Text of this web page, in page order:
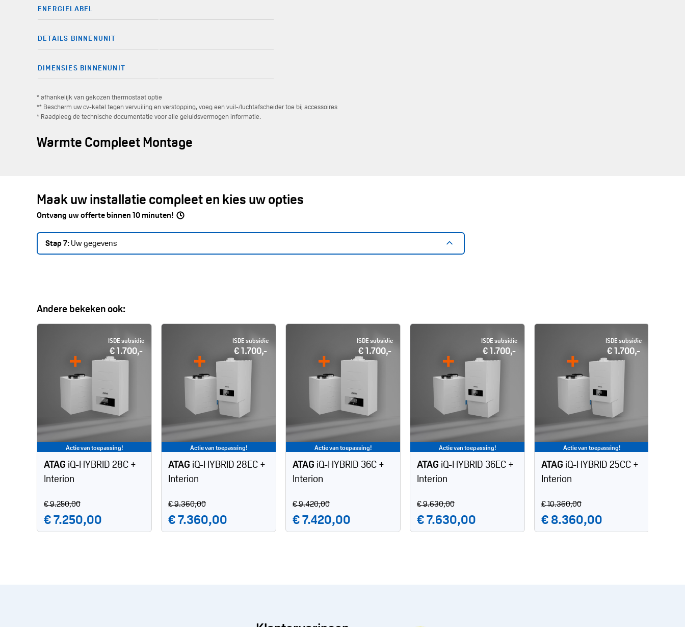
ENERGIELABEL
DETAILS BINNENUNIT
DIMENSIES BINNENUNIT
* afhankelijk van gekozen thermostaat optie
** Bescherm uw cv-ketel tegen vervuiling en verstopping, voeg een vuil-/luchtafscheider toe bij accessoires
* Raadpleeg de technische documentatie voor alle geluidsvermogen informatie.
Warmte Compleet Montage
Maak uw installatie compleet en kies uw opties
Ontvang uw offertebinnen 10 minuten!
Stap7:Uw gegevens
Postcode & huisnummer *
E-mailadres *
Telefoonnummer *
Andere bekeken ook:
ISDE subsidie
€ 1.700,-
Actie van toepassing!
ATAG iQ-HYBRID 28C +
Interion
€ 9.250,00
€ 7.250,00
ISDE subsidie
€ 1.700,-
Actie van toepassing!
ATAG iQ-HYBRID 28EC +
Interion
€ 9.360,00
€ 7.360,00
ISDE subsidie
€ 1.700,-
Actie van toepassing!
ATAG iQ-HYBRID 36C +
Interion
€ 9.420,00
€ 7.420,00
ISDE subsidie
€ 1.700,-
Actie van toepassing!
ATAG iQ-HYBRID 36EC +
Interion
€ 9.630,00
€ 7.630,00
ISDE subsidie
€ 1.700,-
Actie van toepassing!
ATAG iQ-HYBRID 25CC +
Interion
€ 10.360,00
€ 8.360,00